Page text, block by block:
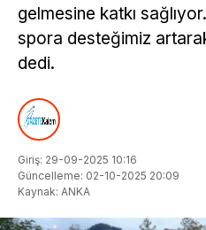
gelmesine katkı
spora desteğimiz
dedi.
Giriş: 29-09-2025 10:16
Güncelleme: 02-10-2025 20:09
Kaynak: ANKA